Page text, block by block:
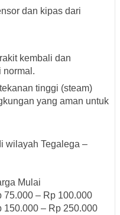
dan kipas dari
kembali dan
normal.
tinggi (steam)
yang aman untuk
wilayah Tegalega –
Mulai
75.000 – Rp 100.000
150.000 – Rp 250.000